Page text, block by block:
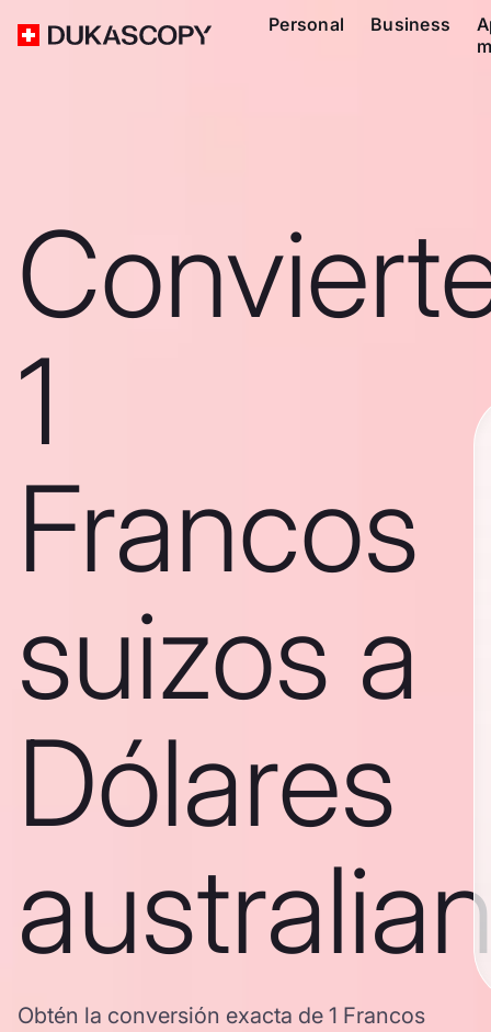
Personal Business
1
Francos
suizos a
Dólares
Obtén la conversión exacta de 1 Francos